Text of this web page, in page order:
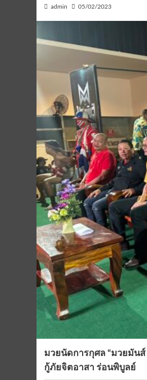
admin 05/02/2023
มวยนัดการกุศล “มวยมัน
กู้ภัยจิตอาสา ร่อนพิบูลย์